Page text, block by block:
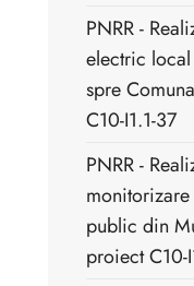
PNRR -
electric
spre
C10-I1.1-37
PNRR -
public din
proiect C10-